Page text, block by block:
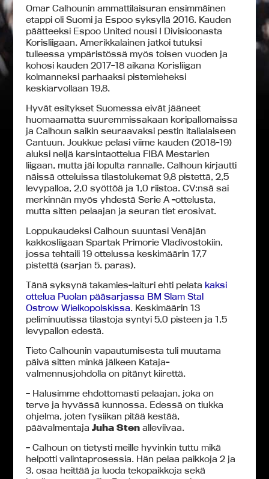
Omar Calhounin ammattilaisuran ensimmäinen
etappi oli Suomi ja Espoo syksyllä 2016. Kauden
päätteeksi Espoo United nousi I Divisioonasta
Korisliigaan. Amerikkalainen jatkoi tutuksi
tulleessa ympäristössä myös toisen vuoden ja
kohosi kauden 2017-18 aikana Korisliigan
kolmanneksi parhaaksi pistemieheksi
keskiarvollaan 19,8.
Hyvät esitykset Suomessa eivät jääneet
huomaamatta suuremmissakaan koripallomaissa
ja Calhoun saikin seuraavaksi pestin italialaiseen
Cantuun. Joukkue pelasi viime kauden (2018-19)
aluksi neljä karsintaottelua FIBA Mestarien
liigaan, mutta jäi lopulta rannalle. Calhoun kirjautti
näissä otteluissa tilastolukemat 9,8 pistettä, 2,5
levypalloa, 2,0 syöttöä ja 1,0 riistoa. CV:nsä sai
merkinnän myös yhdestä Serie A -ottelusta,
mutta sitten pelaajan ja seuran tiet erosivat.
Loppukaudeksi Calhoun suuntasi Venäjän
kakkosliigaan Spartak Primorie Vladivostokiin,
jossa tehtaili 19 ottelussa keskimäärin 17,7
pistettä (sarjan 5. paras).
Tänä syksynä takamies-laituri ehti pelata kaksi
ottelua Puolan pääsarjassa BM Slam Stal
Ostrow Wielkopolskissa. Keskimäärin 13
peliminuutissa tilastoja syntyi 5,0 pisteen ja 1,5
levypallon edestä.
Tieto Calhounin vapautumisesta tuli muutama
päivä sitten minkä jälkeen Kataja-
valmennusjohdolla on pitänyt kiirettä.
– Halusimme ehdottomasti pelaajan, joka on
terve ja hyvässä kunnossa. Edessä on tiukka
ohjelma, joten fysiikan pitää kestää,
päävalmentajaJuha Sten alleviivaa.
– Calhoun on tietysti meille hyvinkin tuttu mikä
helpotti valintaprosessia. Hän pelaa paikkoja 2 ja
3, osaa heittää ja luoda tekopaikkoja sekä